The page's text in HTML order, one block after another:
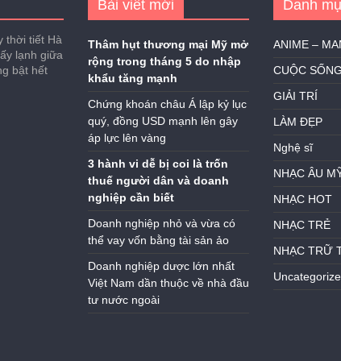
thời tiết Hà
lạnh giữa
bật hết
Bài viết mới
Thâm hụt thương mại Mỹ mở
rộng trong tháng 5 do nhập
khẩu tăng mạnh
Chứng khoán châu Á lập kỷ lục
quý, đồng USD mạnh lên gây
áp lực lên vàng
3 hành vi dễ bị coi là trốn
thuế người dân và doanh
nghiệp cần biết
Doanh nghiệp nhỏ và vừa có
thể vay vốn bằng tài sản ảo
Doanh nghiệp dược lớn nhất
Việt Nam dần thuộc về nhà đầu
tư nước ngoài
Danh
ANIME –
CUỘC SỐNG
GIẢI TRÍ
LÀM ĐẸP
Nghệ sĩ
NHẠC ÂU
NHẠC HOT
NHẠC TRẺ
NHẠC TRỮ